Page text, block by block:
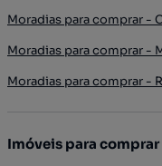
Moradias para comprar -
Moradias para comprar -
Moradias para comprar -
Imóveis para